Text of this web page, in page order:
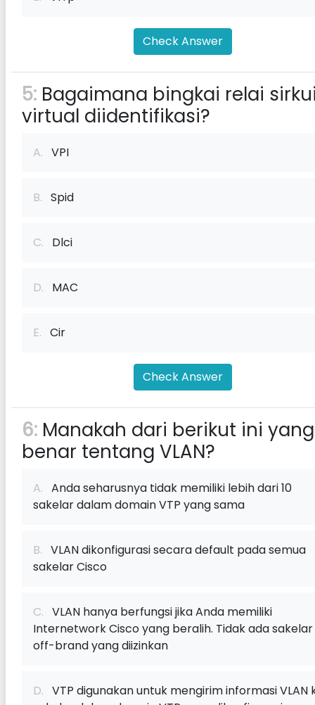
Check Answer
5: Bagaimana bingkai relai
virtual diidentifikasi?
A. VPI
B. Spid
C. Dlci
D. MAC
E. Cir
Check Answer
6: Manakah dari berikut ini yang
benar tentang VLAN?
A. Anda seharusnya tidak memiliki lebih dari 10
sakelar dalam domain VTP yang sama
B. VLAN dikonfigurasi secara default pada semua
sakelar Cisco
C. VLAN hanya berfungsi jika Anda memiliki
Internetwork Cisco yang beralih. Tidak ada sakelar
off-brand yang diizinkan
D. VTP digunakan untuk mengirim informasi VLAN